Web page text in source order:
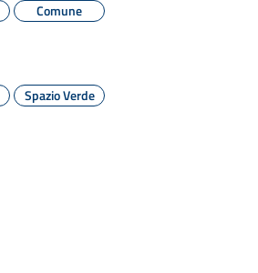
Comune
Spazio Verde